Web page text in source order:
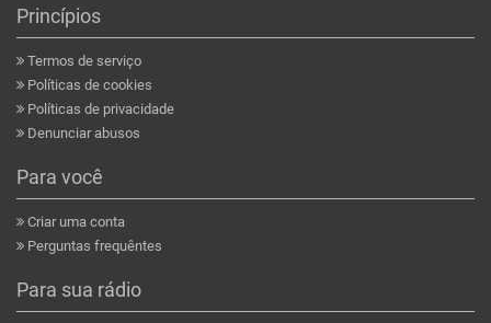
Princípios
Termos de serviço
Políticas de cookies
Políticas de privacidade
Denunciar abusos
Para você
Criar uma conta
Perguntas frequêntes
Para sua rádio